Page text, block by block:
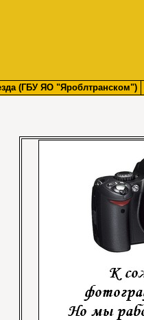
(ГБУ ЯО "Яроблтранском")